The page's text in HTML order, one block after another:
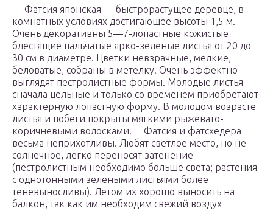
Фатсия японская — быстрорастущее деревце, в
комнатных условиях достигающее высоты 1,5 м.
Очень декоративны 5—7-лопастные кожистые
блестящие пальчатые ярко-зеленые листья от 20 до
30 см в диаметре. Цветки невзрачные, мелкие,
беловатые, собраны в метелку. Очень эффектно
выглядят пестролистные формы. Молодые листья
сначала цельные и только со временем приобретают
характерную лопастную форму. В молодом возрасте
листья и побеги покрыты мягкими рыжевато-
коричневыми волосками. Фатсия и фатсхедера
весьма неприхотливы. Любят светлое место, но не
солнечное, легко переносят затенение
(пестролистным необходимо больше света; растения
с однотонными зелеными листьями более
теневыносливы). Летом их хорошо выносить на
балкон, так как им необходим свежий воздух